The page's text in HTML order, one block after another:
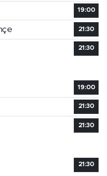
19:00
21:30
21:30
19:00
21:30
21:30
21:30